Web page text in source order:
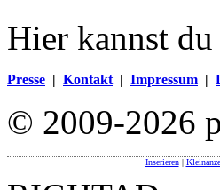
Hier kannst du
Presse | Kontakt | Impressum |
© 2009-2026
Inserieren|